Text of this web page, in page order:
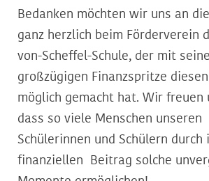
Bedanken möchten wir uns an
ganz herzlich beim Förderverein
von-Scheffel-Schule, der mit
großzügigen Finanzspritze
möglich gemacht hat. Wir freuen
dass so viele Menschen unseren
Schülerinnen und Schülern durch
finanziellen Beitrag solche